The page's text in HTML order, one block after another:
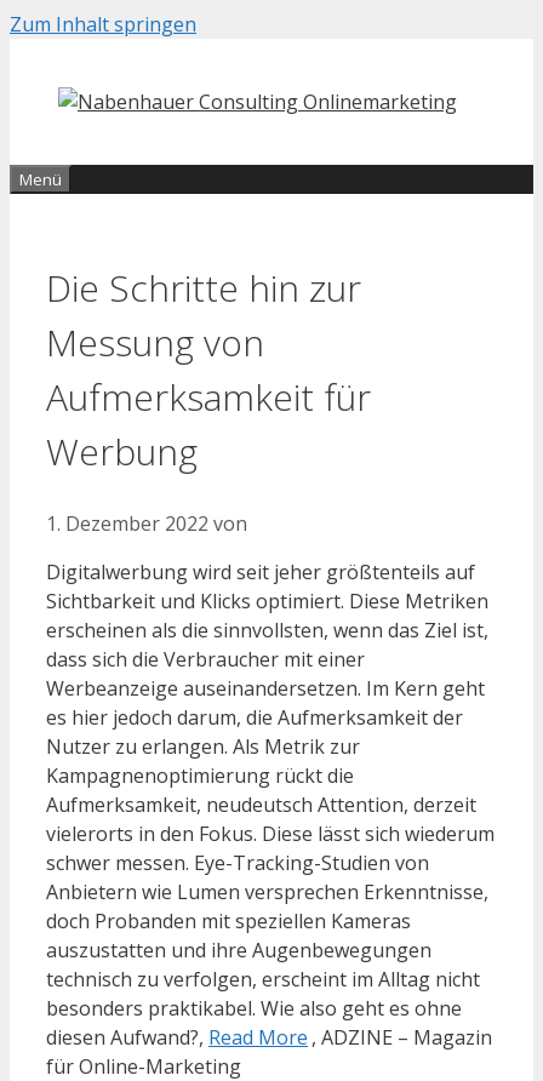
Zum Inhalt springen
Menü
Die Schritte hin zur
Messung von
Aufmerksamkeit für
Werbung
1. Dezember 2022 von
Digitalwerbung wird seit jeher größtenteils auf
Sichtbarkeit und Klicks optimiert. Diese Metriken
erscheinen als die sinnvollsten, wenn das Ziel ist,
dass sich die Verbraucher mit einer
Werbeanzeige auseinandersetzen. Im Kern geht
es hier jedoch darum, die Aufmerksamkeit der
Nutzer zu erlangen. Als Metrik zur
Kampagnenoptimierung rückt die
Aufmerksamkeit, neudeutsch Attention, derzeit
vielerorts in den Fokus. Diese lässt sich wiederum
schwer messen. Eye-Tracking-Studien von
Anbietern wie Lumen versprechen Erkenntnisse,
doch Probanden mit speziellen Kameras
auszustatten und ihre Augenbewegungen
technisch zu verfolgen, erscheint im Alltag nicht
besonders praktikabel. Wie also geht es ohne
diesen Aufwand?, Read More , ADZINE – Magazin
für Online-Marketing